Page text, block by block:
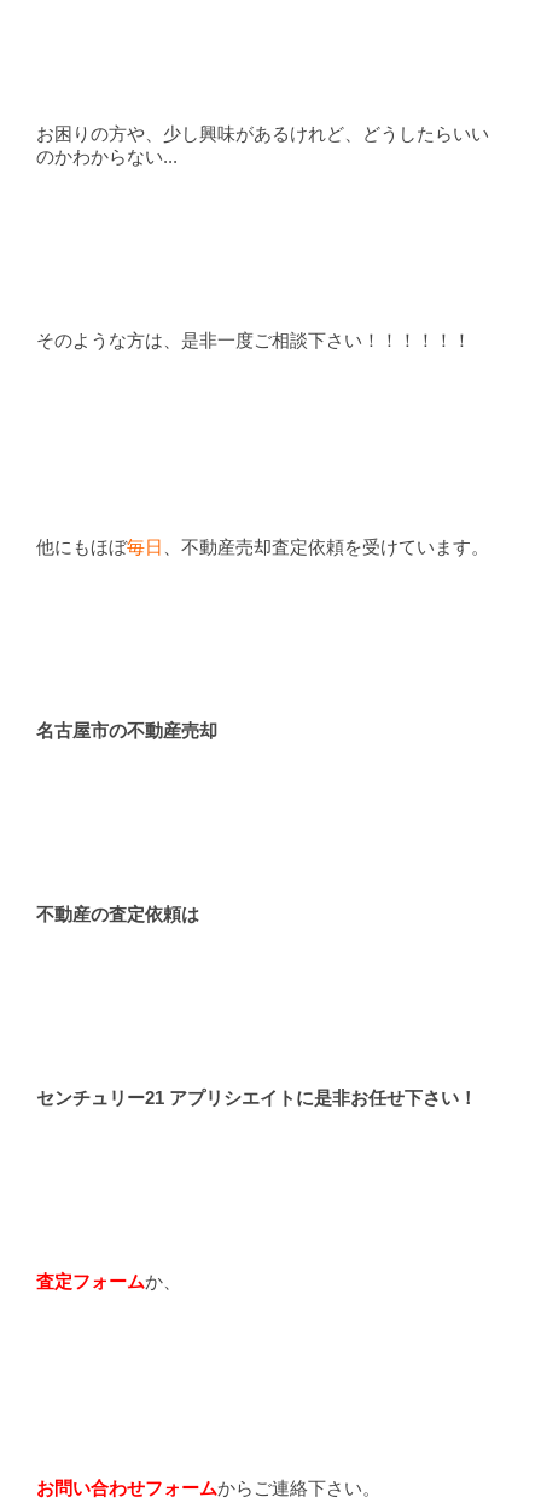
お困りの方や、少し興味があるけれど、どうしたらいい
のかわからない...
そのような方は、是非一度ご相談下さい！！！！！！
他にもほぼ毎日 、不動産売却査定依頼を受けています。
名古屋市の不動産売却
不動産の査定依頼は
センチュリー21 アプリシエイトに是非お任せ下さい！
査定フォームか、
お問い合わせフォームからご連絡下さい。